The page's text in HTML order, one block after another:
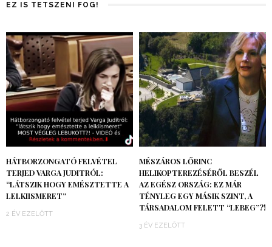
EZ IS TETSZENI FOG!
HÁTBORZONGATÓ FELVÉTEL
TERJED VARGA JUDITRÓL:
“LÁTSZIK HOGY EMÉSZTETTE A
LELKIISMERET”
2 ÉV EZELŐTT
MÉSZÁROS LŐRINC
HELIKOPTEREZÉSÉRŐL BESZÉL
AZ EGÉSZ ORSZÁG: EZ MÁR
TÉNYLEG EGY MÁSIK SZINT, A
TÁRSADALOM FELETT “LEBEG”?!
3 ÉV EZELŐTT